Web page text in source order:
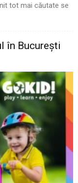
tot mai căutate se
în București